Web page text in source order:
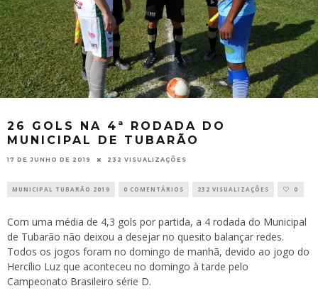
26 GOLS NA 4ª RODADA DO
MUNICIPAL DE TUBARÃO
17 DE JUNHO DE 2019 232 VISUALIZAÇÕES
MUNICIPAL TUBARÃO 2019 0 COMENTÁRIOS 232 VISUALIZAÇÕES 0
Com uma média de 4,3 gols por partida, a 4 rodada do Municipal
de Tubarão não deixou a desejar no quesito balançar redes.
Todos os jogos foram no domingo de manhã, devido ao jogo do
Hercílio Luz que aconteceu no domingo à tarde pelo
Campeonato Brasileiro série D.